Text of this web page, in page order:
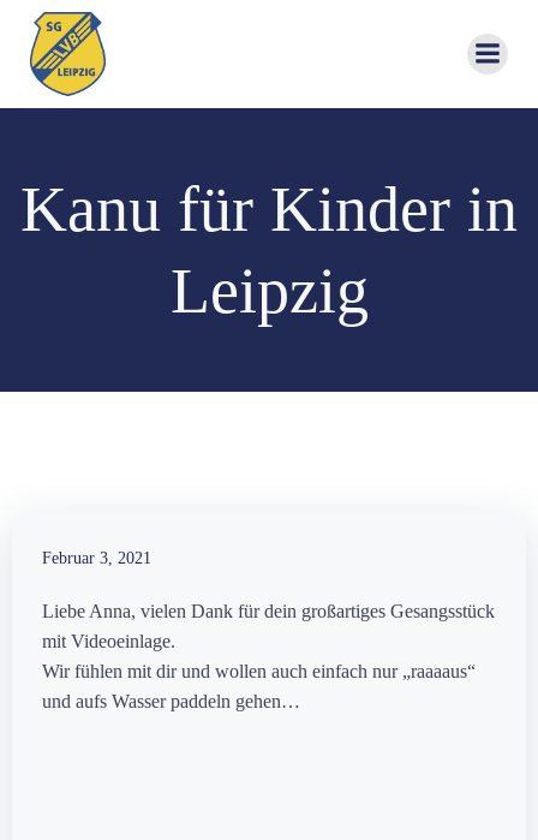
Kanu für Kinder in
Leipzig
Februar 3, 2021
Liebe Anna, vielen Dank für dein großartiges Gesangsstück
mit Videoeinlage.
Wir fühlen mit dir und wollen auch einfach nur „raaaaus“
und aufs Wasser paddeln gehen…